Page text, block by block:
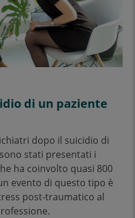
di un paziente
dopo il suicidio di
stati presentati i
ha coinvolto quasi 800
evento di questo tipo è
post-traumatico al